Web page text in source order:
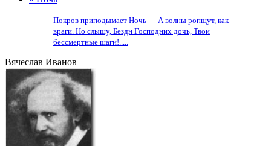
Покров приподымает Ночь — А волны ропщут, как
враги. Но слышу, Бездн Господних дочь, Твои
бессмертные шаги!.....
Вячеслав Иванов